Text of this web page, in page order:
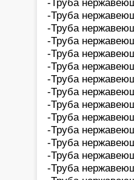
-Труба
-Труба
-Труба
-Труба
-Труба
-Труба
-Труба
-Труба
-Труба
-Труба
-Труба
-Труба
-Труба